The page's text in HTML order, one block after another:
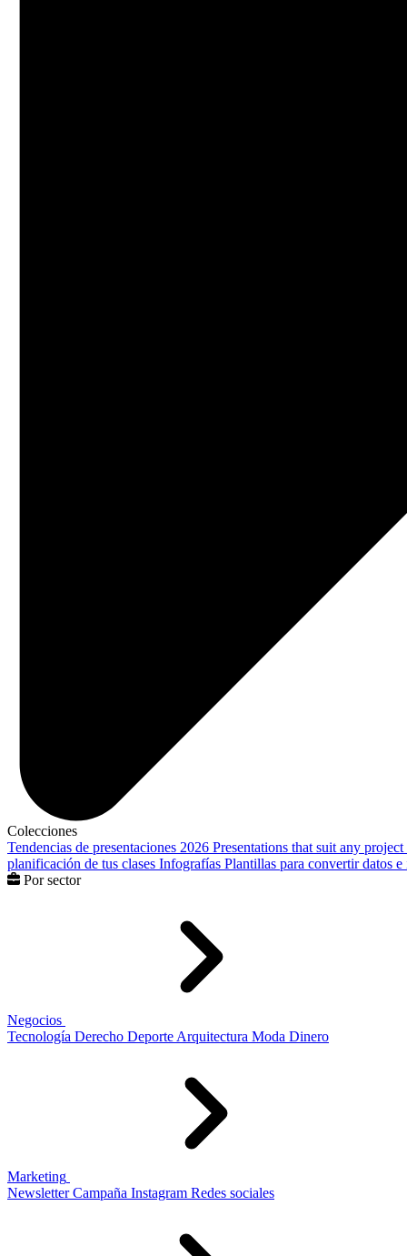
Colecciones
Tendencias de presentaciones 2026 Presentations that suit any project
planificación de tus clases Infografías Plantillas para convertir datos
Por sector
Negocios
Tecnología Derecho Deporte Arquitectura Moda Dinero
Marketing
Newsletter Campaña Instagram Redes sociales